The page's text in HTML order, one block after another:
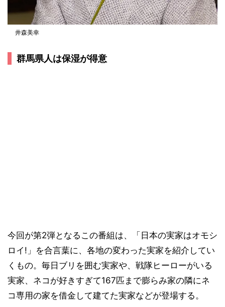
井森美幸
群馬県人は保湿が得意
今回が第2弾となるこの番組は、「日本の実家はオモシ
ロイ!」を合言葉に、各地の変わった実家を紹介してい
くもの。毎日ブリを囲む実家や、戦隊ヒーローがいる
実家、ネコが好きすぎて167匹まで膨らみ家の隣にネ
コ専用の家を借金して建てた実家などが登場する。